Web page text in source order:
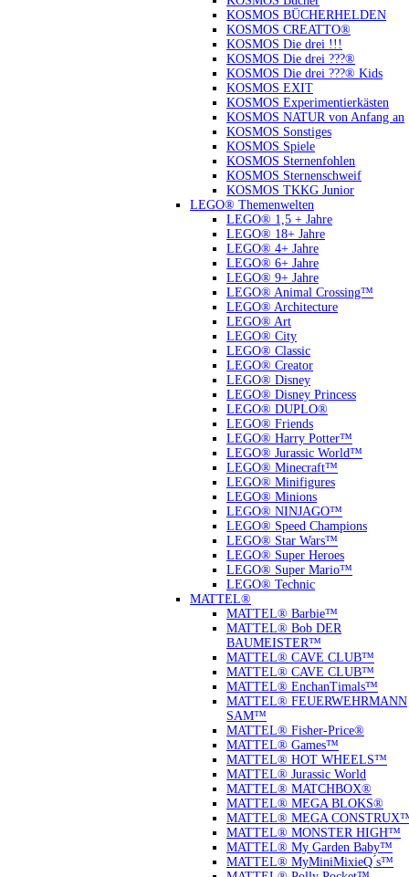
KOSMOS BÜCHERHELDEN
KOSMOS CREATTO®
KOSMOS Die drei !!!
KOSMOS Die drei ???®
KOSMOS Die drei ???® Kids
KOSMOS EXIT
KOSMOS Experimentierkästen
KOSMOS NATUR von Anfang an
KOSMOS Sonstiges
KOSMOS Spiele
KOSMOS Sternenfohlen
KOSMOS Sternenschweif
KOSMOS TKKG Junior
LEGO® Themenwelten
LEGO® 1,5 + Jahre
LEGO® 18+ Jahre
LEGO® 4+ Jahre
LEGO® 6+ Jahre
LEGO® 9+ Jahre
LEGO® Animal Crossing™
LEGO® Architecture
LEGO® Art
LEGO® City
LEGO® Classic
LEGO® Creator
LEGO® Disney
LEGO® Disney Princess
LEGO® DUPLO®
LEGO® Friends
LEGO® Harry Potter™
LEGO® Jurassic World™
LEGO® Minecraft™
LEGO® Minifigures
LEGO® Minions
LEGO® NINJAGO™
LEGO® Speed Champions
LEGO® Star Wars™
LEGO® Super Heroes
LEGO® Super Mario™
LEGO® Technic
MATTEL®
MATTEL® Barbie™
MATTEL® Bob DER
BAUMEISTER™
MATTEL® CAVE CLUB™
MATTEL® CAVE CLUB™
MATTEL® EnchanTimals™
MATTEL® FEUERWEHRMANN
SAM™
MATTEL® Fisher-Price®
MATTEL® Games™
MATTEL® HOT WHEELS™
MATTEL® Jurassic World
MATTEL® MATCHBOX®
MATTEL® MEGA BLOKS®
MATTEL® MEGA
MATTEL® MONSTER HIGH™
MATTEL® My Garden Baby™
MATTEL® MyMiniMixieQ ́s™